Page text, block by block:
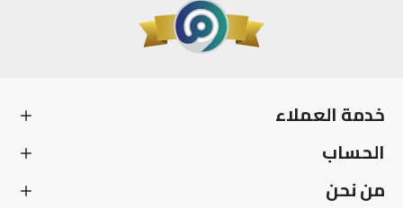
خدمة العملاء
الحساب
من نحن